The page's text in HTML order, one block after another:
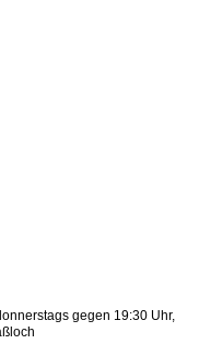
gegen 19:30 Uhr,